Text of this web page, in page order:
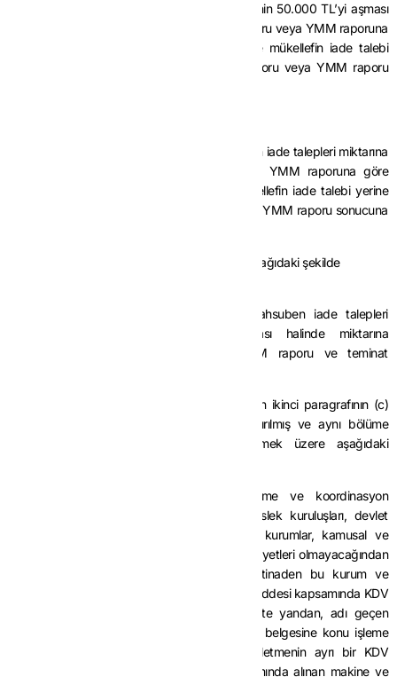
teminat aranmadan yerine getirilir. İade talebinin 50.000 TL’yi aşması
halinde aşan kısmın iadesi, vergi inceleme raporu veya YMM raporuna
göre yerine getirilir. Teminat verilmesi halinde mükellefin iade talebi
yerine getirilir ve teminat, vergi inceleme raporu veya YMM raporu
Mükelleflerin bu işlemden kaynaklanan nakden iade talepleri miktarına
bakılmaksızın vergi inceleme raporuna veya YMM raporuna göre
yerine getirilir. Teminat verilmesi halinde mükellefin iade talebi yerine
getirilir ve teminat, vergi inceleme raporu veya YMM raporu sonucuna
Aynı Tebliğin (II/B-4.4.1.) bölümü aşağıdaki şekilde
“Mükelleflerin bu işlemden kaynaklanan mahsuben iade talepleri
yukarıdaki belgelerin ibraz edilmiş olması halinde miktarına
bakılmaksızın vergi inceleme raporu, YMM raporu ve teminat
Aynı Tebliğin (II/B-5.2.) bölümünün ikinci paragrafının (c)
bendi ile üçüncü paragrafı yürürlükten kaldırılmış ve aynı bölüme
mevcut üçüncü paragrafından sonra gelmek üzere aşağıdaki
“Belediyeler, il özel idareleri, yatırım izleme ve koordinasyon
başkanlıkları, kamu kurumu niteliğindeki meslek kuruluşları, devlet
üniversiteleri, devlet hastaneleri ve benzeri kurumlar, kamusal ve
beledi hizmetler sunmaları nedeniyle ticari faaliyetleri olmayacağından
bunlara verilen yatırım teşvik belgelerine istinaden bu kurum ve
n (13/d) maddesi kapsamında KDV
istisna belgesi verilmesi mümkün değildir. Öte yandan, adı geçen
kurum ve kuruluşlar tarafından yatırım teşvik belgesine konu işleme
ilişkin bir iktisadi işletme açılması ve bu işletmenin ayrı bir KDV
mükellefiyetinin tesis ettirilmesi, belge kapsamında alınan makine ve